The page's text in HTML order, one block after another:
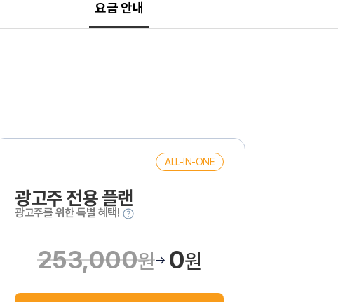
요금 안내
ALL-IN-ONE
광고주 전용 플랜
광고주를 위한 특별 혜택!
253,000원→ 0원